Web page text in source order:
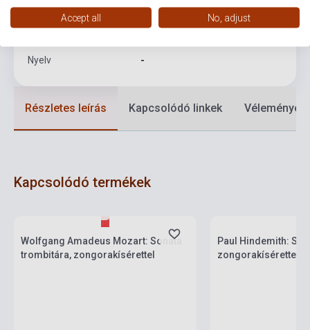
Kiadási év 0
Nyelv -
Részletes leírás Kapcsolódó linkek Vélemények
Kapcsolódó termékek
Wolfgang Amadeus Mozart: Sonata
trombitára, zongorakísérettel
Paul Hindemith:
zongorakísérettel
Accept all No, adjust